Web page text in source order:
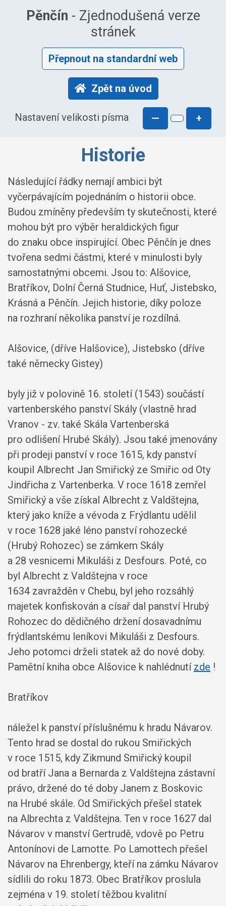
Pěnčín - Zjednodušená verze
stránek
Přepnout na standardní web
Zpět na úvod
Nastavení velikosti písma — +
Historie
Následující řádky nemají ambici být
vyčerpávajícím pojednáním o historii obce.
Budou zmíněny především ty skutečnosti, které
mohou být pro výběr heraldických figur
do znaku obce inspirující. Obec Pěnčín je dnes
tvořena sedmi částmi, které v minulosti byly
samostatnými obcemi. Jsou to: Alšovice,
Bratříkov, Dolní Černá Studnice, Huť, Jistebsko,
Krásná a Pěnčín. Jejich historie, díky poloze
na rozhraní několika panství je rozdílná.
Alšovice, (dříve Halšovice), Jistebsko (dříve
také německy Gistey)
byly již v polovině 16. století (1543) součástí
vartenberského panství Skály (vlastně hrad
Vranov - zv. také Skála Vartenberská
pro odlišení Hrubé Skály). Jsou také jmenovány
při prodeji panství v roce 1615, kdy panství
koupil Albrecht Jan Smiřický ze Smiřic od Oty
Jindřicha z Vartenberka. V roce 1618 zemřel
Smiřický a vše získal Albrecht z Valdštejna,
který jako kníže a vévoda z Frýdlantu udělil
v roce 1628 jaké léno panství rohozecké
(Hrubý Rohozec) se zámkem Skály
a 28 vesnicemi Mikuláši z Desfours. Poté, co
byl Albrecht z Valdštejna v roce
1634 zavražděn v Chebu, byl jeho rozsáhlý
majetek konfiskován a císař dal panství Hrubý
Rohozec do dědičného držení dosavadnímu
frýdlantskému leníkovi Mikuláši z Desfours.
Jeho potomci drželi statek až do nové doby.
Pamětní kniha obce Alšovice k nahlédnutí zde !
Bratříkov
náležel k panství příslušnému k hradu Návarov.
Tento hrad se dostal do rukou Smiřických
v roce 1515, kdy Zikmund Smiřický koupil
od bratří Jana a Bernarda z Valdštejna zástavní
právo, držené do té doby Janem z Boskovic
na Hrubé skále. Od Smiřických přešel statek
na Albrechta z Valdštejna. Ten v roce 1627 dal
Návarov v manství Gertrudě, vdově po Petru
Antonínovi de Lamotte. Po Lamottech přešel
Návarov na Ehrenbergy, kteří na zámku Návarov
sídlili do roku 1873. Obec Bratříkov proslula
zejména v 19. století těžbou kvalitní